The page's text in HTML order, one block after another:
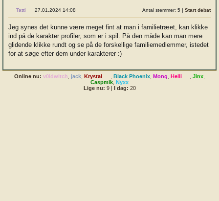
Tatti 27.01.2024 14:08 Antal stemmer: 5 | Start debat
Jeg synes det kunne være meget fint at man i familietræet, kan klikke
ind på de karakter profiler, som er i spil. På den måde kan man mere
glidende klikke rundt og se på de forskellige familiemedlemmer, istedet
for at søge efter dem under karakterer :)
Online nu: v0idwitch jack, Krystal Black Phoenix, Mong Helli ,Jinx
Caspmik Nyxx
Lige nu: 9| I dag: 20